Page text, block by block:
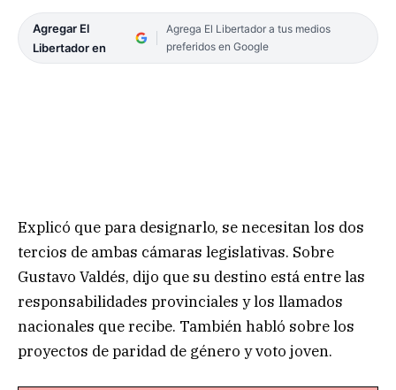
Agregar El
Libertador en
Agrega El Libertador a tus medios
preferidos en Google
Explicó que para designarlo, se necesitan los dos
tercios de ambas cámaras legislativas. Sobre
Gustavo Valdés, dijo que su destino está entre las
responsabilidades provinciales y los llamados
nacionales que recibe. También habló sobre los
proyectos de paridad de género y voto joven.